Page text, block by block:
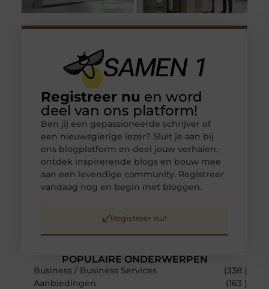
POPULAIRE ONDERWERPEN
Business / Business Services
(338 )
Aanbiedingen
(163 )
Registreer nu en word
deel van ons platform!
Ben jij een gepassioneerde schrijver of
een nieuwsgierige lezer? Sluit je aan bij
ons blogplatform en deel jouw verhalen,
ontdek inspirerende blogs en bouw mee
aan een levendige community. Registreer
vandaag nog en begin met bloggen.
Registreer nu!